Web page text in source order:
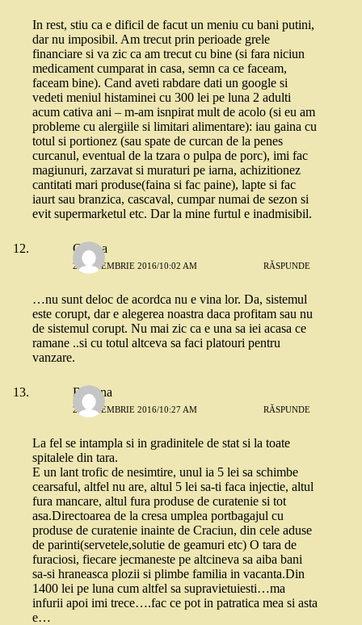
In rest, stiu ca e dificil de facut un meniu cu bani putini,
dar nu imposibil. Am trecut prin perioade grele
financiare si va zic ca am trecut cu bine (si fara niciun
medicament cumparat in casa, semn ca ce faceam,
faceam bine). Cand aveti rabdare dati un google si
vedeti meniul histaminei cu 300 lei pe luna 2 adulti
acum cativa ani – m-am isnpirat mult de acolo (si eu am
probleme cu alergiile si limitari alimentare): iau gaina cu
totul si portionez (sau spate de curcan de la penes
curcanul, eventual de la tzara o pulpa de porc), imi fac
magiunuri, zarzavat si muraturi pe iarna, achizitionez
cantitati mari produse(faina si fac paine), lapte si fac
iaurt sau branzica, cascaval, cumpar numai de sezon si
evit supermarketul etc. Dar la mine furtul e inadmisibil.
Corina
2 SEPTEMBRIE 2016/10:02 AM RĂSPUNDE
…nu sunt deloc de acordca nu e vina lor. Da, sistemul
este corupt, dar e alegerea noastra daca profitam sau nu
de sistemul corupt. Nu mai zic ca e una sa iei acasa ce
ramane ..si cu totul altceva sa faci platouri pentru
vanzare.
Roxana
2 SEPTEMBRIE 2016/10:27 AM RĂSPUNDE
La fel se intampla si in gradinitele de stat si la toate
spitalele din tara.
E un lant trofic de nesimtire, unul ia 5 lei sa schimbe
cearsaful, altfel nu are, altul 5 lei sa-ti faca injectie, altul
fura mancare, altul fura produse de curatenie si tot
asa.Directoarea de la cresa umplea portbagajul cu
produse de curatenie inainte de Craciun, din cele aduse
de parinti(servetele,solutie de geamuri etc) O tara de
furaciosi, fiecare jecmaneste pe altcineva sa aiba bani
sa-si hraneasca plozii si plimbe familia in vacanta.Din
1400 lei pe luna cum altfel sa supravietuiesti…ma
infurii apoi imi trece….fac ce pot in patratica mea si asta
e…